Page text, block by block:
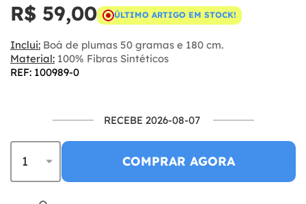
R$ 59,00 ÚLTIMO ARTIGO EM STOCK!
Inclui: Boá de plumas 50 gramas e 180 cm.
Material: 100% Fibras Sintéticos
REF: 100989-0
RECEBE 2026-08-07
COMPRAR AGORA